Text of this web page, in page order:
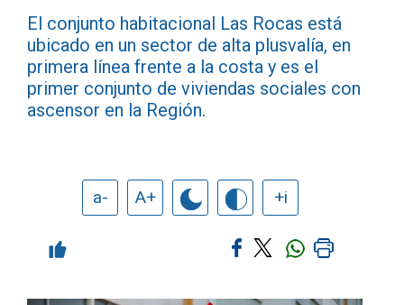
El conjunto habitacional Las Rocas está
ubicado en un sector de alta plusvalía, en
primera línea frente a la costa y es el
primer conjunto de viviendas sociales con
ascensor en la Región.
a- A+ +i